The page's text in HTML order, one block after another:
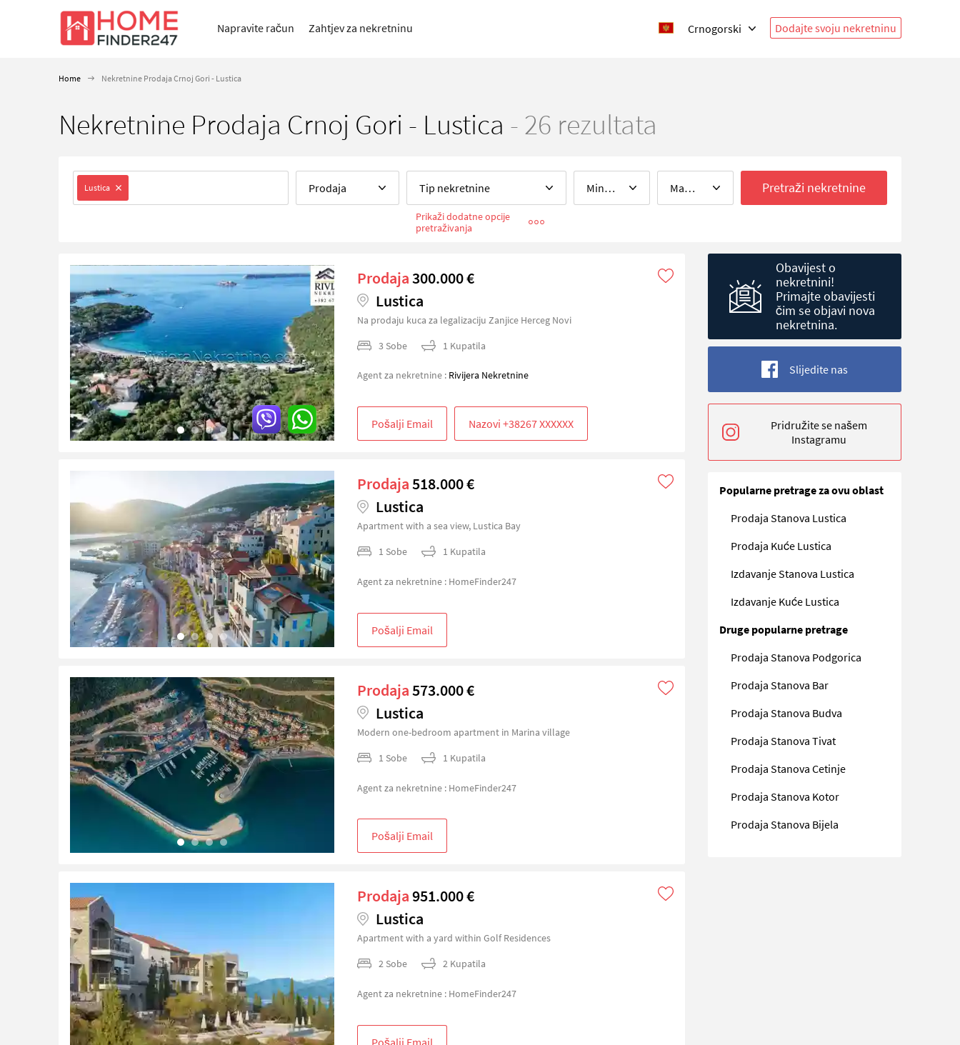
Napravite račun Zahtjev za nekretninu Crnogorski Dodajte svoju nekretninu
Home Nekretnine Prodaja Crnoj Gori - Lustica
Nekretnine Prodaja Crnoj Gori - Lustica - 26 rezultata
Lustica Prodaja Tip nekretnine Minimalna cijena Max. price
Prikaži dodatne opcije
pretraživanja
Pretraži nekretnine
Prodaja300.000 €
Lustica
Na prodaju kuca za legalizaciju Zanjice Herceg Novi
3 Sobe
1 Kupatila
Agent za nekretnine : Rivijera Nekretnine
Pošalji Email
Prodaja518.000 €
Lustica
Apartment with a sea view, Lustica Bay
1 Sobe
1 Kupatila
Agent za nekretnine : HomeFinder247
Pošalji Email
Prodaja573.000 €
Lustica
Modern one-bedroom apartment in Marina village
1 Sobe
1 Kupatila
Agent za nekretnine : HomeFinder247
Pošalji Email
Prodaja951.000 €
Lustica
Apartment with a yard within Golf Residences
2 Sobe
2 Kupatila
Agent za nekretnine : HomeFinder247
Obavijest o
nekretnini!
Primajte obavijesti
čim se objavi nova
nekretnina.
Slijedite nas
Pridružite se našem
Instagramu
Popularne pretrage za ovu oblast
Prodaja Stanova Lustica
Prodaja Kuće Lustica
Izdavanje Stanova Lustica
Izdavanje Kuće Lustica
Druge popularne pretrage
Prodaja Stanova Podgorica
Prodaja Stanova Bar
Prodaja Stanova Budva
Prodaja Stanova Tivat
Prodaja Stanova Cetinje
Prodaja Stanova Kotor
Prodaja Stanova Bijela